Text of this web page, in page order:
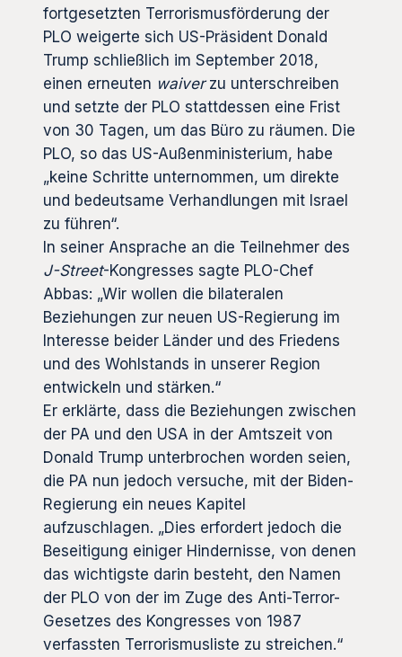
fortgesetzten Terrorismusförderung der
PLO weigerte sich US-Präsident Donald
Trump schließlich im September 2018,
einen erneuten waiverzu unterschreiben
und setzte der PLO stattdessen eine Frist
von 30 Tagen, um das Büro zu räumen. Die
PLO, so das US-Außenministerium, habe
„keine Schritte unternommen, um direkte
und bedeutsame Verhandlungen mit Israel
zu führen“.
In seiner Ansprache an die Teilnehmer des
J-Street-Kongresses sagte PLO-Chef
Abbas: „Wir wollen die bilateralen
Beziehungen zur neuen US-Regierung im
Interesse beider Länder und des Friedens
und des Wohlstands in unserer Region
entwickeln und stärken.“
Er erklärte, dass die Beziehungen zwischen
der PA und den USA in der Amtszeit von
Donald Trump unterbrochen worden seien,
die PA nun jedoch versuche, mit der Biden-
Regierung ein neues Kapitel
aufzuschlagen. „Dies erfordert jedoch die
Beseitigung einiger Hindernisse, von denen
das wichtigste darin besteht, den Namen
der PLO von der im Zuge des Anti-Terror-
Gesetzes des Kongresses von 1987
verfassten Terrorismusliste zu streichen.“